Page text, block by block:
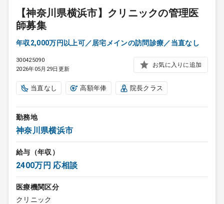
【神奈川県横浜市】クリニックの管理医
師募集
年収2,000万円以上可／居宅メインの訪問診療／当直なし
300425090
2026年05月29日更新
お気に入りに追加
当直なし 高額年俸 院長クラス
勤務地
神奈川県横浜市
給与（年収）
2400万円 応相談
医療機関区分
クリニック